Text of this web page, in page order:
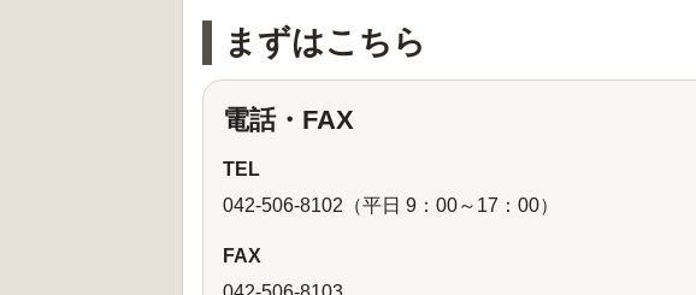
まずはこちら
電話・FAX
TEL
042-506-8102（平日 9：00～17：00）
FAX